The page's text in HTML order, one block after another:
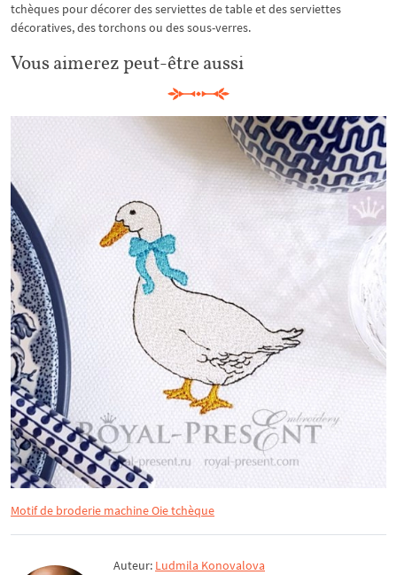
tchèques pour décorer des serviettes de table et des serviettes
décoratives, des torchons ou des sous-verres.
Vous aimerez peut-être aussi
Motif de broderie machine Oie tchèque
Auteur: Ludmila Konovalova